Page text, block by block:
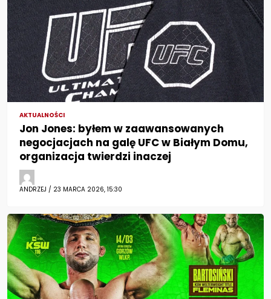
AKTUALNOŚCI
Jon Jones: byłem w zaawansowanych
negocjacjach na galę UFC w Białym Domu,
organizacja twierdzi inaczej
ANDRZEJ / 23 MARCA 2026, 15:30